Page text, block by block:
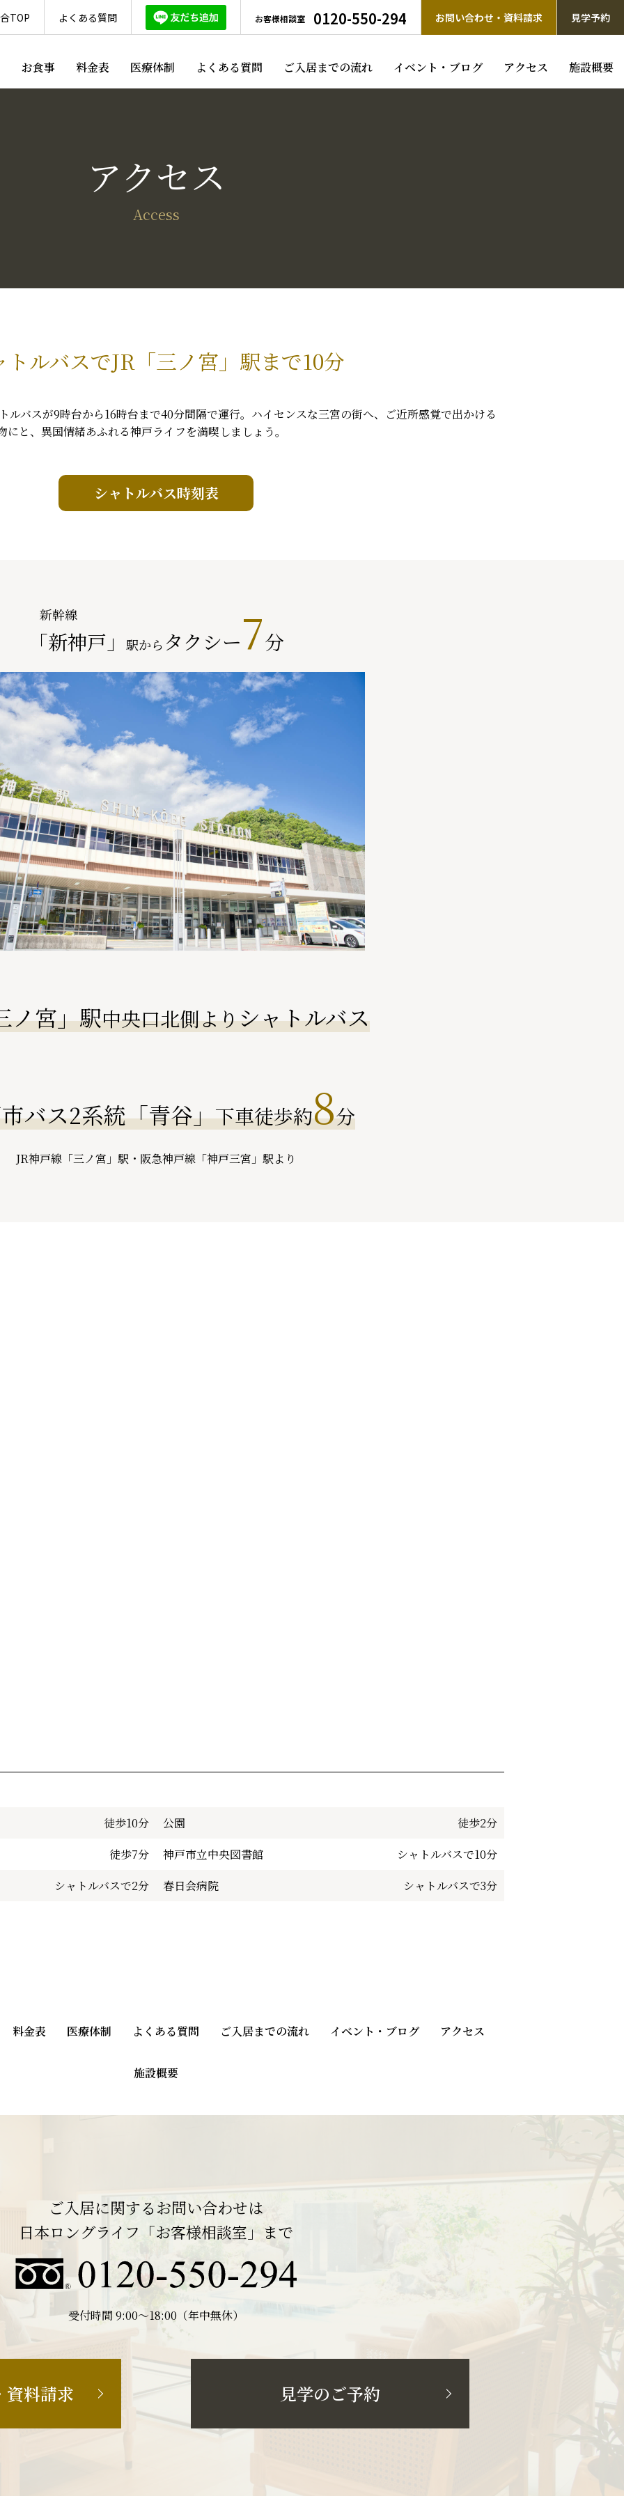
TOP よくある質問 お客様相談室 0120-550-294 お問い合わせ・資料請求 見学予約
お食事 料金表 医療体制 よくある質問 ご入居までの流れ イベント・ブログ アクセス 施設概要
アクセス
Access
トルバスでJR「三ノ宮」駅まで10分
ルバスが9時台から16時台まで40分間隔で運行。ハイセンスな三宮の街へ、ご近所感覚で出かける
と、異国情緒あふれる神戸ライフを満喫しましょう。
シャトルバス時刻表
新幹線
「新神戸」 駅から タクシー7分
ノ宮」駅中央口北側よりシャトルバス
バス2系統「青谷」下車徒歩約8分
JR神戸線「三ノ宮」駅・阪急神戸線「神戸三宮」駅より
徒歩10分 公園
徒歩2分
徒歩7分
神戸市立中央図書館
シャトルバスで10分
シャトルバスで2分
春日会病院 シャトルバスで3分
料金表 医療体制 よくある質問 ご入居までの流れ イベント・ブログ アクセス
施設概要
ご入居に関するお問い合わせは
日本ロングライフ「お客様相談室」まで
受付時間 9:00〜18:00（年中無休）
資料請求 見学のご予約